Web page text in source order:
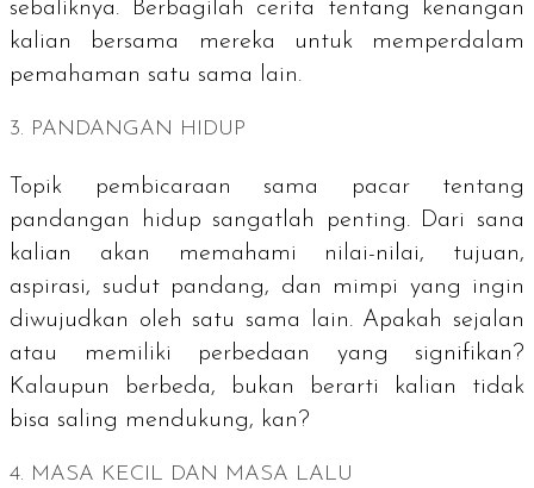
sebaliknya. Berbagilah cerita tentang kenangan
kalian bersama mereka untuk memperdalam
pemahaman satu sama lain.
3. PANDANGAN HIDUP
Topik pembicaraan sama pacar tentang
pandangan hidup sangatlah penting. Dari sana
kalian akan memahami nilai-nilai, tujuan,
aspirasi, sudut pandang, dan mimpi yang ingin
diwujudkan oleh satu sama lain. Apakah sejalan
atau memiliki perbedaan yang signifikan?
Kalaupun berbeda, bukan berarti kalian tidak
bisa saling mendukung, kan?
4. MASA KECIL DAN MASA LALU